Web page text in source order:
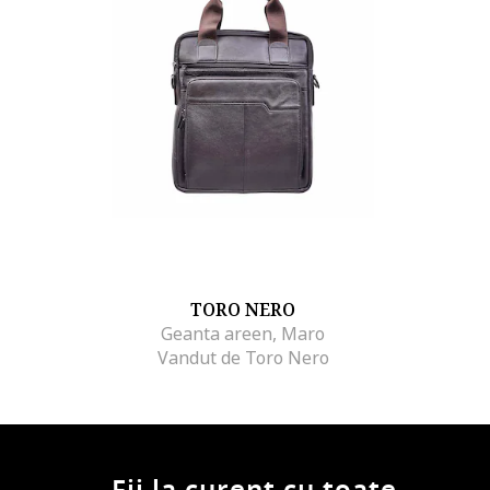
TORO NERO
Geanta areen, Maro
Vandut de Toro Nero